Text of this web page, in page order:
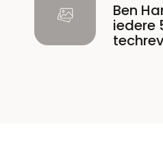
Ben
iedere